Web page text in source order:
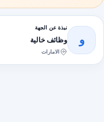
و
نبذة عن الجهة
وظائف خالية
الامارات